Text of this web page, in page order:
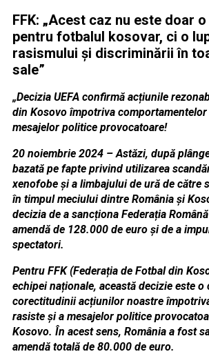
FFK: „Acest caz nu este doar
pentru fotbalul kosovar, ci o
rasismului și discriminării în
sale”
„Decizia UEFA confirmă acțiunile
din Kosovo împotriva
mesajelor politice provocatoare!
20 noiembrie 2024 – Astăzi, după
bazată pe fapte privind utilizarea
xenofobe și a limbajului de ură de către
în timpul meciului dintre România și
decizia de a sancționa Federația
amendă de 128.000 de euro și de a
spectatori.
Pentru FFK (Federația de Fotbal din
echipei naționale, această decizie este o
corectitudinii acțiunilor noastre
rasiste și a mesajelor politice
Kosovo. În acest sens, România a fost
amendă totală de 80.000 de euro.